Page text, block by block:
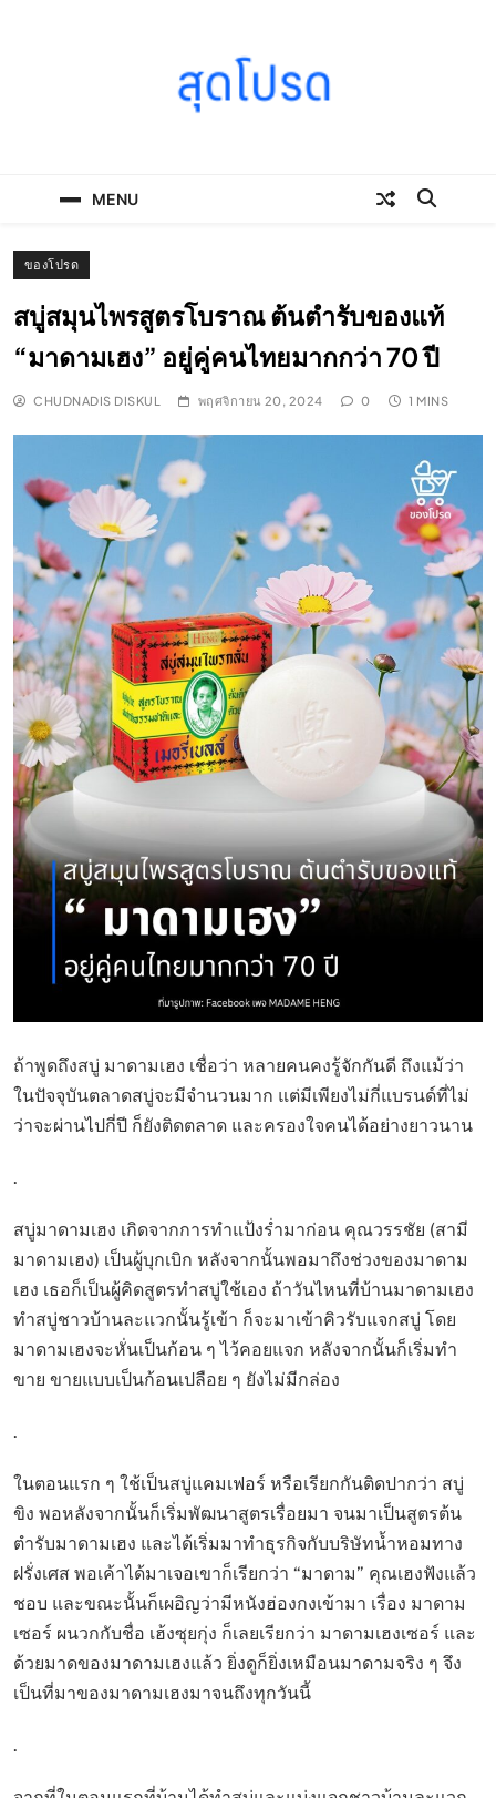
MENU
ของโปรด
สบู่สมุนไพรสูตรโบราณ ต้นตำรับของแท้
“มาดามเฮง” อยู่คู่คนไทยมากกว่า 70 ปี
CHUDNADIS DISKUL พฤศจิกายน 20, 2024 0 1 MINS
ถ้าพูดถึงสบู่ มาดามเฮง เชื่อว่า หลายคนคงรู้จักกันดี ถึงแม้ว่า
ในปัจจุบันตลาดสบู่จะมีจำนวนมาก แต่มีเพียงไม่กี่แบรนด์ที่ไม่
ว่าจะผ่านไปกี่ปี ก็ยังติดตลาด และครองใจคนได้อย่างยาวนาน
.
สบู่มาดามเฮง เกิดจากการทำแป้งร่ำมาก่อน คุณวรรชัย (สามี
มาดามเฮง) เป็นผู้บุกเบิก หลังจากนั้นพอมาถึงช่วงของมาดาม
เฮง เธอก็เป็นผู้คิดสูตรทำสบู่ใช้เอง ถ้าวันไหนที่บ้านมาดามเฮง
ทำสบู่ชาวบ้านละแวกนั้นรู้เข้า ก็จะมาเข้าคิวรับแจกสบู่ โดย
มาดามเฮงจะหั่นเป็นก้อน ๆ ไว้คอยแจก หลังจากนั้นก็เริ่มทำ
ขาย ขายแบบเป็นก้อนเปลือย ๆ ยังไม่มีกล่อง
.
ในตอนแรก ๆ ใช้เป็นสบู่แคมเฟอร์ หรือเรียกกันติดปากว่า สบู่
ขิง พอหลังจากนั้นก็เริ่มพัฒนาสูตรเรื่อยมา จนมาเป็นสูตรต้น
ตำรับมาดามเฮง และได้เริ่มมาทำธุรกิจกับบริษัทน้ำหอมทาง
ฝรั่งเศส พอเค้าได้มาเจอเขาก็เรียกว่า “มาดาม” คุณเฮงฟังแล้ว
ชอบ และขณะนั้นก็เผอิญว่ามีหนังฮ่องกงเข้ามา เรื่อง มาดาม
เซอร์ ผนวกกับชื่อ เฮ้งซุยกุ่ง ก็เลยเรียกว่า มาดามเฮงเซอร์ และ
ด้วยมาดของมาดามเฮงแล้ว ยิ่งดูก็ยิ่งเหมือนมาดามจริง ๆ จึง
เป็นที่มาของมาดามเฮงมาจนถึงทุกวันนี้
.